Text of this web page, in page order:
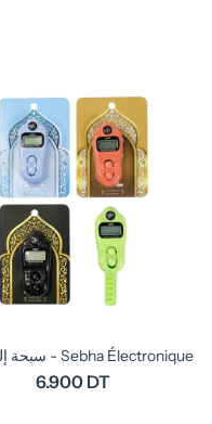
سبحة إلكترونية - Sebha Électronique
6.900 DT